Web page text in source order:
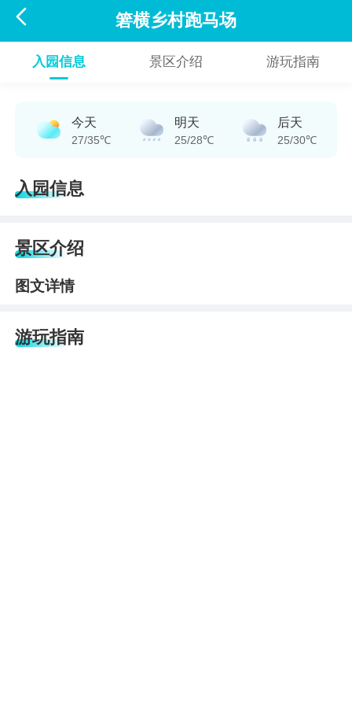
 箬横乡村跑马场
入园信息 景区介绍 游玩指南
今天
27/35℃
明天
25/28℃
后天
25/30℃
入园信息
景区介绍
图文详情
游玩指南